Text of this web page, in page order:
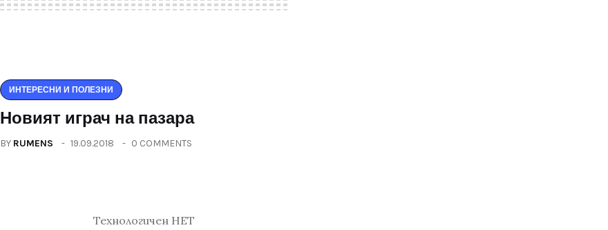
ИНТЕРЕСНИ И ПОЛЕЗНИ
Новият играч на пазара
BY RUMENS 19.09.2018 0 COMMENTS
Технологичен НЕТ